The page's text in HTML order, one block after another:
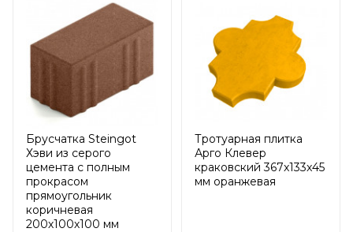
Брусчатка Steingot
Хэви из серого
цемента с полным
прокрасом
прямоугольник
коричневая
200х100х100 мм
Тротуарная плитка
Арго Клевер
краковский 367x133x45
мм оранжевая